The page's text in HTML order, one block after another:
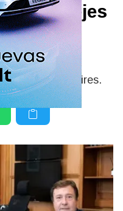
los ejes
en Buenos Aires.